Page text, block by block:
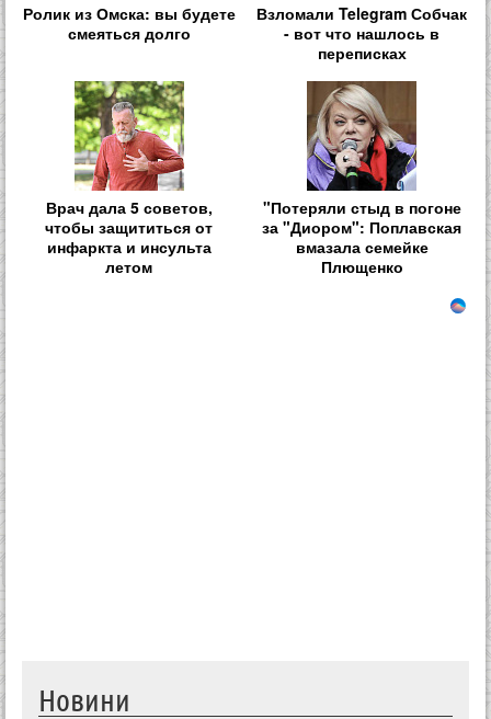
Ролик из Омска: вы будете
смеяться долго
Взломали Telegram Собчак
- вот что нашлось в
переписках
Врач дала 5 советов,
чтобы защититься от
инфаркта и инсульта
летом
"Потеряли стыд в погоне
за "Диором": Поплавская
вмазала семейке
Плющенко
Новини